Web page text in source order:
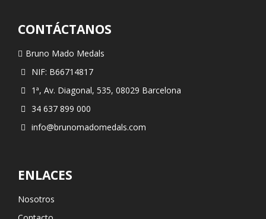
CONTÁCTANOS
Bruno Mado Medals
NIF: B66714817
1ª, Av. Diagonal, 535, 08029 Barcelona
34 637 899 000
info@brunomadomedals.com
ENLACES
Nosotros